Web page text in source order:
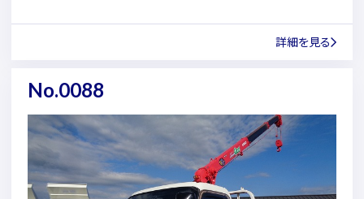
詳細を見る
No.0088